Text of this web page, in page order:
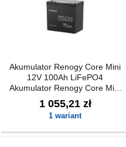
Akumulator Renogy Core Mini
12V 100Ah LiFePO4
Akumulator Renogy Core Mini
12V 100Ah LiFePO4
1 055,21 zł
1 wariant